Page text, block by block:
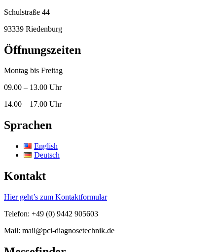
Schulstraße 44
93339 Riedenburg
Öffnungszeiten
Montag bis Freitag
09.00 – 13.00 Uhr
14.00 – 17.00 Uhr
Sprachen
English
Deutsch
Kontakt
Hier geht’s zum Kontaktformular
Telefon: +49 (0) 9442 905603
Mail: mail@pci-diagnosetechnik.de